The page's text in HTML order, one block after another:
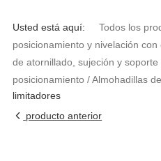
Usted está aquí: Todos los
posicionamiento y nivelación
de atornillado, sujeción y soporte
posicionamiento / Almohadillas
limitadores
producto anterior